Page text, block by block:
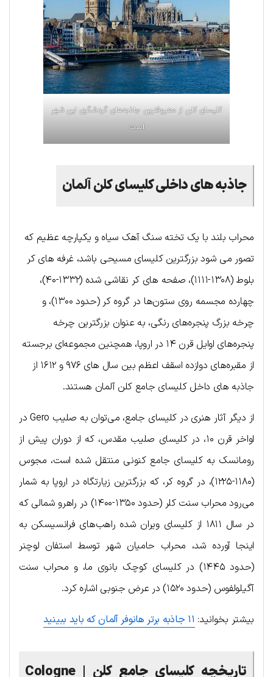
کلیسای کلن از معروفترین جاذبه‌های گردشگری این شهر
است
جاذبه های داخلی کلیسای کلن آلمان
محراب بلند با یک تخته سنگ آهک سیاه و یکپارچه عظیم که
تصور می شود بزرگترین کلیسای مسیحی باشد، غرفه های کر
بلوط (۱۳۰۸-۱۱۱۱)، صفحه های کر نقاشی شده (۱۳۳۲-۴۰)،
چهارده مجسمه روی ستون‌ها در گروه کر (حدود ۱۳۰۰)، و
چرخه بزرگ پنجره‌های رنگی، به عنوان بزرگترین چرخه
پنجره‌های اوایل قرن ۱۴ در اروپا، همچنین مجموعه‌ای برجسته
از مقبره‌های دوازده اسقف اعظم بین سال های ۹۷۶ و ۱۶۱۲ از
جاذبه های داخل کلیسای جامع کلن آلمان هستند.
از دیگر آثار هنری در کلیسای جامع، می‌توان به صلیب Gero در
اواخر قرن ۱۰، در کلیسای صلیب مقدس، که از دوران پیش از
رومانسک به کلیسای جامع کنونی منتقل شده است، مجوس
(۱۱۸۰-۱۲۲۵)، در گروه کر، که بزرگترین زیارتگاه در اروپا به شمار
می‌رود محراب سنت کلر (حدود ۱۳۵۰-۱۴۰۰) در راهرو شمالی که
در سال ۱۸۱۱ از کلیسای ویران شده راهب‌های فرانسیسکن به
اینجا آورده شد، محراب حامیان شهر توسط استفان لوچنر
(حدود ۱۴۴۵) در کلیسای کوچک بانوی ما، و محراب سنت
آگیلولفوس (حدود ۱۵۲۰) در عرض جنوبی اشاره کرد.
بیشتر بخوانید: ۱۱ جاذبه برتر هانوفر آلمان که باید ببینید
تاریخچه کلیسای جامع کلن | Cologne